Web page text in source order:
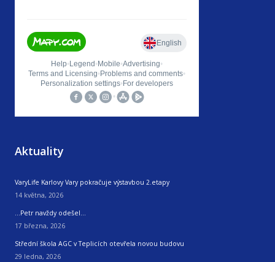
Aktuality
VaryLife Karlovy Vary pokračuje výstavbou 2.etapy
14 května, 2026
…Petr navždy odešel…
17 března, 2026
Střední škola AGC v Teplicích otevřela novou budovu
29 ledna, 2026